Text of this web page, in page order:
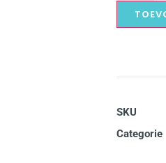
SKU
Categorie